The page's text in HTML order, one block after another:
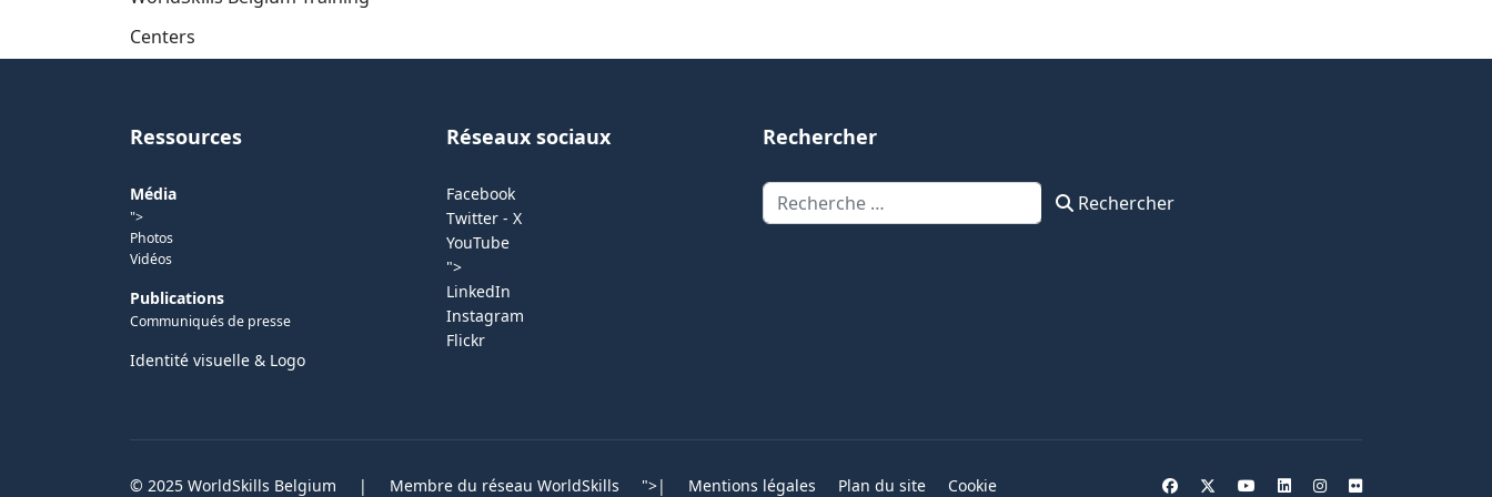
Centers
Ressources
Média
">
Photos
Vidéos
Publications
Communiqués de presse
Identité visuelle & Logo
Réseaux sociaux
Facebook
Twitter - X
YouTube
">
LinkedIn
Instagram
Flickr
Rechercher
Rechercher Rechercher
© 2025 WorldSkills Belgium | Membre du réseau WorldSkills ">| Mentions légales Plan du site Cookie